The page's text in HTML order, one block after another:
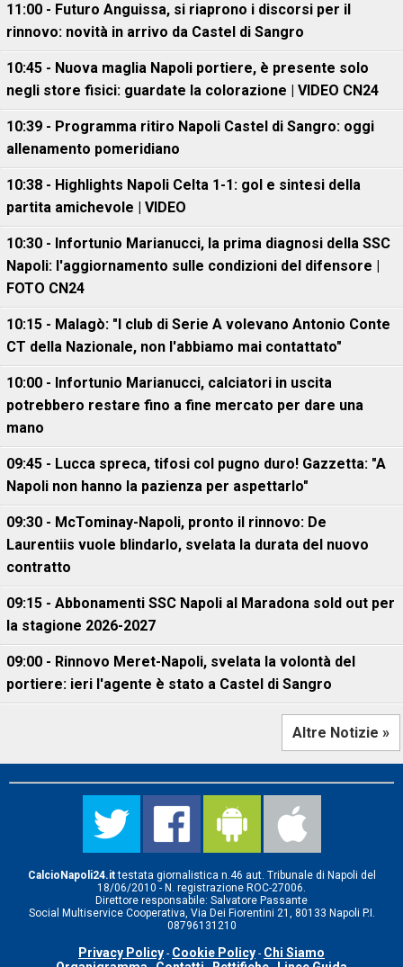
11:00 - Futuro Anguissa, si riaprono i discorsi per il
rinnovo: novità in arrivo da Castel di Sangro
10:45 - Nuova maglia Napoli portiere, è presente solo
negli store fisici: guardate la colorazione | VIDEO CN24
10:39 - Programma ritiro Napoli Castel di Sangro: oggi
allenamento pomeridiano
10:38 - Highlights Napoli Celta 1-1: gol e sintesi della
partita amichevole | VIDEO
10:30 - Infortunio Marianucci, la prima diagnosi della SSC
Napoli: l'aggiornamento sulle condizioni del difensore |
FOTO CN24
10:15 - Malagò: "I club di Serie A volevano Antonio Conte
CT della Nazionale, non l'abbiamo mai contattato"
10:00 - Infortunio Marianucci, calciatori in uscita
potrebbero restare fino a fine mercato per dare una
mano
09:45 - Lucca spreca, tifosi col pugno duro! Gazzetta: "A
Napoli non hanno la pazienza per aspettarlo"
09:30 - McTominay-Napoli, pronto il rinnovo: De
Laurentiis vuole blindarlo, svelata la durata del nuovo
contratto
09:15 - Abbonamenti SSC Napoli al Maradona sold out per
la stagione 2026-2027
09:00 - Rinnovo Meret-Napoli, svelata la volontà del
portiere: ieri l'agente è stato a Castel di Sangro
Altre Notizie »
CalcioNapoli24.ittestata giornalistica n.46 aut. Tribunale di Napoli del
18/06/2010 - N. registrazione ROC-27006.
Direttore responsabile: Salvatore Passante
Social Multiservice Cooperativa, Via Dei Fiorentini 21, 80133 Napoli P.I.
08796131210
Privacy Policy - Cookie Policy - Chi Siamo